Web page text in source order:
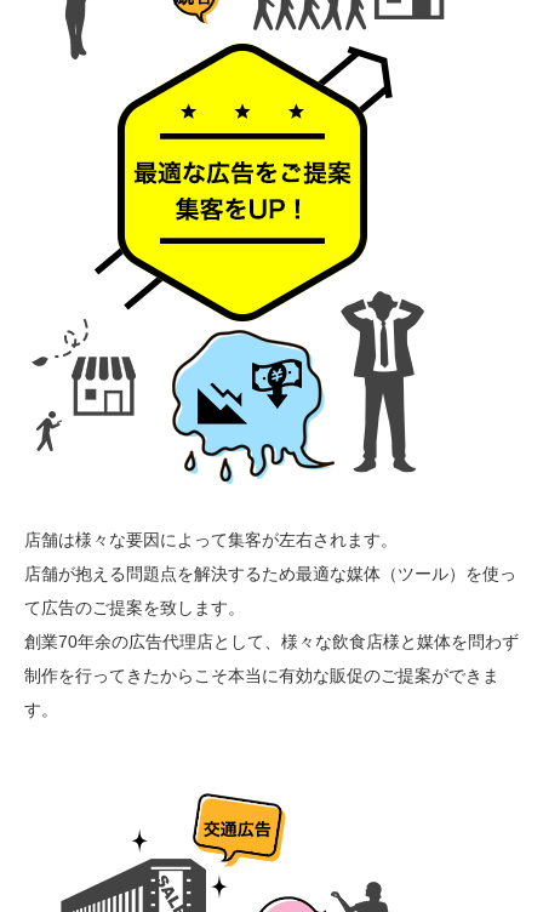
店舗は様々な要因によって集客が左右されます。
店舗が抱える問題点を解決するため最適な媒体（ツール）を使っ
て広告のご提案を致します。
創業70年余の広告代理店として、様々な飲食店様と媒体を問わず
制作を行ってきたからこそ本当に有効な販促のご提案ができま
す。